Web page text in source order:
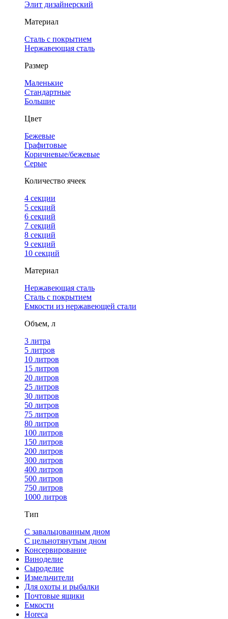
Элит дизайнерский
Материал
Сталь с покрытием
Нержавеющая сталь
Размер
Маленькие
Стандартные
Большие
Цвет
Бежевые
Графитовые
Коричневые/бежевые
Серые
Количество ячеек
4 cекции
5 секций
6 секций
7 секций
8 секций
9 секций
10 секций
Материал
Нержавеющая сталь
Сталь с покрытием
Емкости из нержавеющей стали
Объем, л
3 литра
5 литров
10 литров
15 литров
20 литров
25 литров
30 литров
50 литров
75 литров
80 литров
100 литров
150 литров
200 литров
300 литров
400 литров
500 литров
750 литров
1000 литров
Тип
С завальцованным дном
С цельнотянутым дном
Консервирование
Виноделие
Сыроделие
Измельчители
Для охоты и рыбалки
Почтовые ящики
Емкости
Horeca